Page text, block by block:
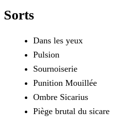
Sorts
Dans les yeux
Pulsion
Sournoiserie
Punition Mouillée
Ombre Sicarius
Piège brutal du sicare